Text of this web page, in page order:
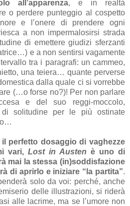
all’apparenza, e in realtà
o perdere punteggio al cospetto
e l’onere di prendere ogni
a non impermalosirsi strada
di emettere giudizi sferzanti
e a non sentirsi vagamente
tra i paragrafi: un cammeo,
una teiera… quante perverse
dalla quale ci si vorrebbe
(…o forse no?)! Per non parlare
e del suo reggi-moccolo,
di solitudine per le più ostinate
perfetto dosaggio di vaghezze
vari, Lost in Austen è uno di
mai la stessa (in)soddisfazione
di aprirlo e iniziare “la partita”.
solo da voi: perché, anche
delle illustrazioni, si riderà
alle lacrime, ma se l’umore non